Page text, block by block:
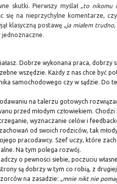
skutki. Pierwszy myślał „to nikomu
się na nieprzychylne komentarze,
klasyczną postawę „ja miałem
jednoznaczne.
Dobrze wykonana praca, dobrzy
wszędzie. Każdy z nas chce być
samochodowego czy w sądzie. Do
na talerzu gotowych
przed młodym człowiekiem.
wyznaczanie celów i
od swoich rodziców, tak
pracodawcy. Szef uczy, które
Na tym polega rozwój.
o pewności siebie, poczuciu
są dobrzy w tym co robią, z
na zasadzie: „mnie nikt nie